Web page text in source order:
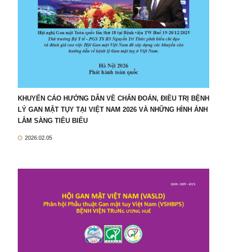
KHUYẾN CÁO HƯỚNG DẪN VỀ CHẨN ĐOÁN, ĐIỀU TRỊ BỆNH
LÝ GAN MẬT TỤY TẠI VIỆT NAM 2026 VÀ NHỮNG HÌNH ẢNH
LÂM SÀNG TIÊU BIỂU
2026.02.05